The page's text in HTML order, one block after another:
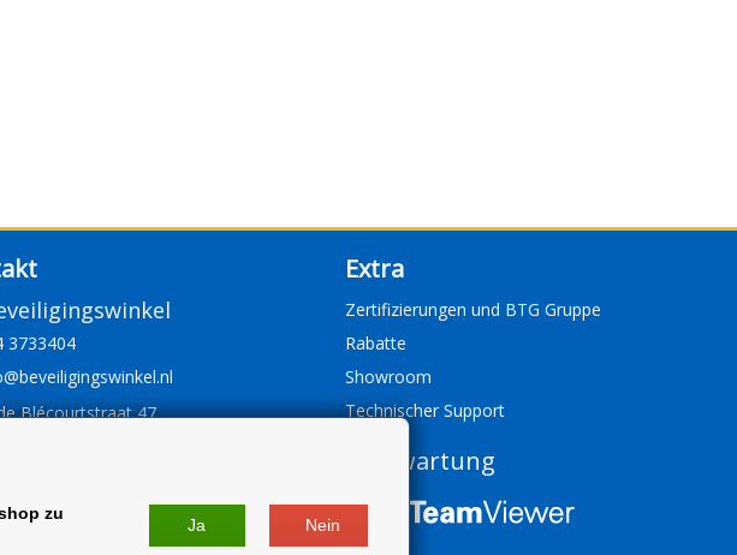
3733404
Blécourtstraat 47
Extra
Zertifizierungen und BTG Gruppe
Rabatte
Showroom
Technischer Support
Fernwartung
zu
Ja Nein